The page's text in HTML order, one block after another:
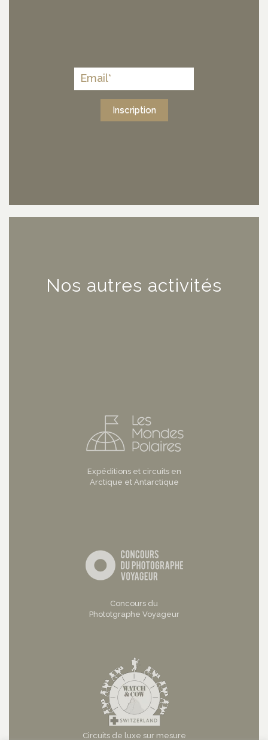
Inscription
Nos autres activités
Expéditions et circuits en
Arctique et Antarctique
Concours du
Phototgraphe Voyageur
Circuits de luxe sur mesure